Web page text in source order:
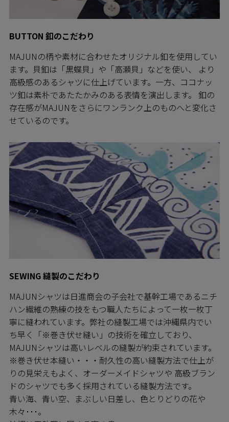
BUTTON 釦のこだわり
MAJUNの柄や素材に合わせたオリジナル釦を使用してい
ます。貝釦は「黒蝶貝」や「高瀬貝」などを使い、 より
高級感のあるシャツに仕上げています。一方、ココナッ
ツ釦は素朴であたたかみのある表情を演出します。 釦の
存在感がMAJUNをさらにワンランク上のものへと変化さ
せているのです。
SEWING 縫製のこだわり
MAJUNシャツは日進商会の子会社で基幹工場であるニチ
ハン繊維の熟練の技をもつ職人たちによって一枚一枚丁
寧に縫われています。弊社の縫製工場では沖縄県内でい
ち早く「※巻き伏せ縫い」の技術を確立しており、
MAJUNシャツは高いレベルの縫製が約束されています。
※巻き伏せ本縫い・・・耐久性の高い縫製方法で仕上が
りの見栄えもよく、オーダーメイドシャツや 高級ブラン
ドのシャツでも多く採用されている縫製方法です。
青い海、青い空、まぶしい日差し、色とりどりの花や
木々･･･。